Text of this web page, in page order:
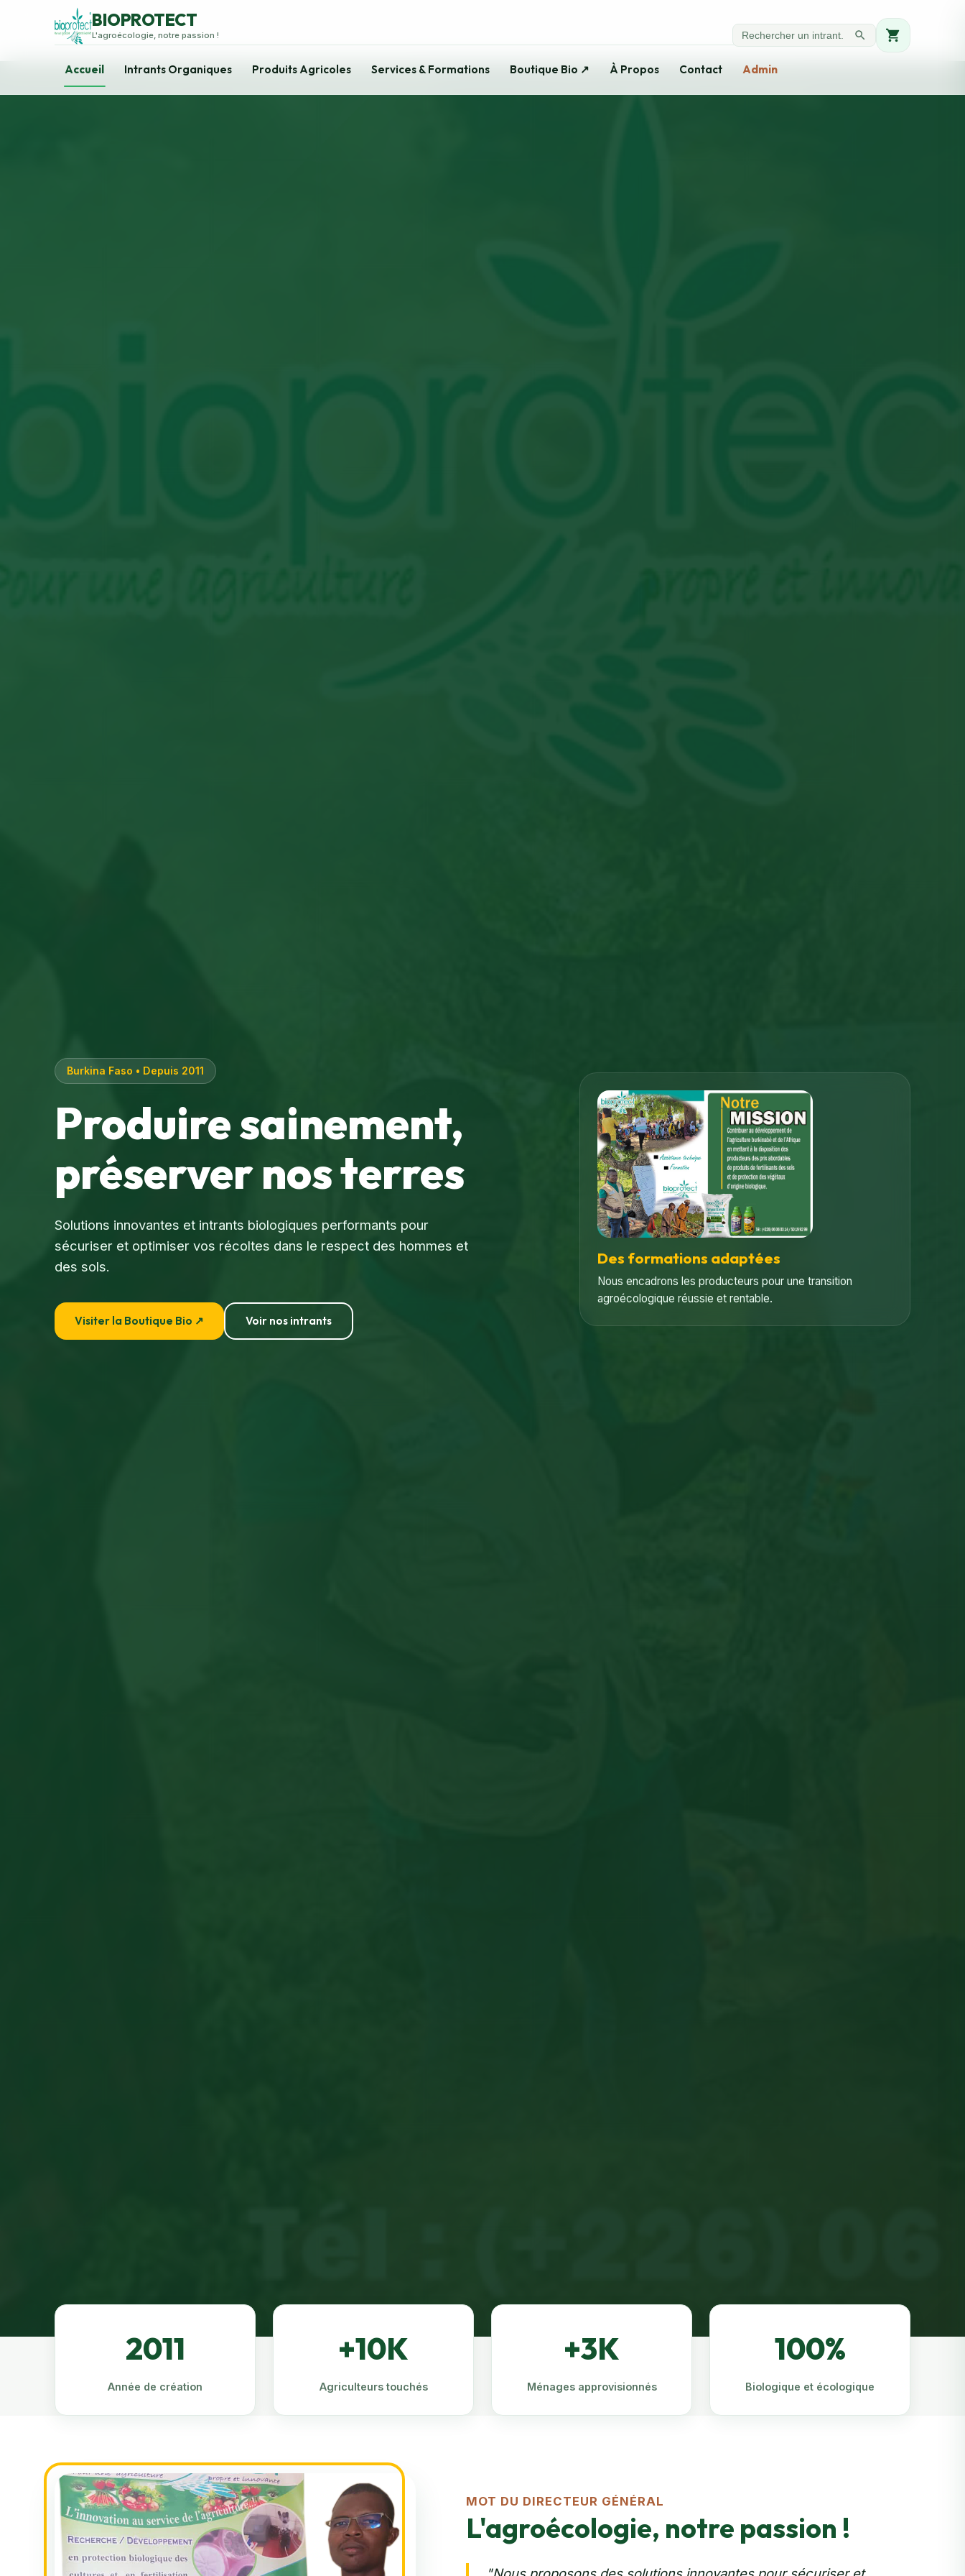
BIOPROTECT
L'agroécologie, notre passion !
Accueil Intrants Organiques Produits Agricoles Services & Formations Boutique Bio ↗ À Propos Contact Admin
Burkina Faso • Depuis 2011
Produire sainement,
préserver nos terres
Solutions innovantes et intrants biologiques performants pour
sécuriser et optimiser vos récoltes dans le respect des hommes et
des sols.
Visiter la Boutique Bio ↗ Voir nos intrants
Des formations adaptées
Nous encadrons les producteurs pour une transition
agroécologique réussie et rentable.
2011
Année de création
+10K
Agriculteurs touchés
+3K
Ménages approvisionnés
100%
Biologique et écologique
MOT DU DIRECTEUR GÉNÉRAL
L'agroécologie, notre passion !